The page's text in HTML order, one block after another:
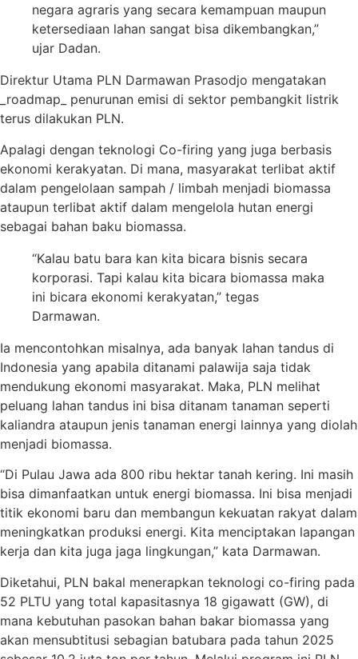
negara agraris yang secara kemampuan maupun
ketersediaan lahan sangat bisa dikembangkan,”
ujar Dadan.
Direktur Utama PLN Darmawan Prasodjo mengatakan
_roadmap_ penurunan emisi di sektor pembangkit listrik
terus dilakukan PLN.
Apalagi dengan teknologi Co-firing yang juga berbasis
ekonomi kerakyatan. Di mana, masyarakat terlibat aktif
dalam pengelolaan sampah / limbah menjadi biomassa
ataupun terlibat aktif dalam mengelola hutan energi
sebagai bahan baku biomassa.
“Kalau batu bara kan kita bicara bisnis secara
korporasi. Tapi kalau kita bicara biomassa maka
ini bicara ekonomi kerakyatan,” tegas
Darmawan.
Ia mencontohkan misalnya, ada banyak lahan tandus di
Indonesia yang apabila ditanami palawija saja tidak
mendukung ekonomi masyarakat. Maka, PLN melihat
peluang lahan tandus ini bisa ditanam tanaman seperti
kaliandra ataupun jenis tanaman energi lainnya yang diolah
menjadi biomassa.
“Di Pulau Jawa ada 800 ribu hektar tanah kering. Ini masih
bisa dimanfaatkan untuk energi biomassa. Ini bisa menjadi
titik ekonomi baru dan membangun kekuatan rakyat dalam
meningkatkan produksi energi. Kita menciptakan lapangan
kerja dan kita juga jaga lingkungan,” kata Darmawan.
Diketahui, PLN bakal menerapkan teknologi co-firing pada
52 PLTU yang total kapasitasnya 18 gigawatt (GW), di
mana kebutuhan pasokan bahan bakar biomassa yang
akan mensubtitusi sebagian batubara pada tahun 2025